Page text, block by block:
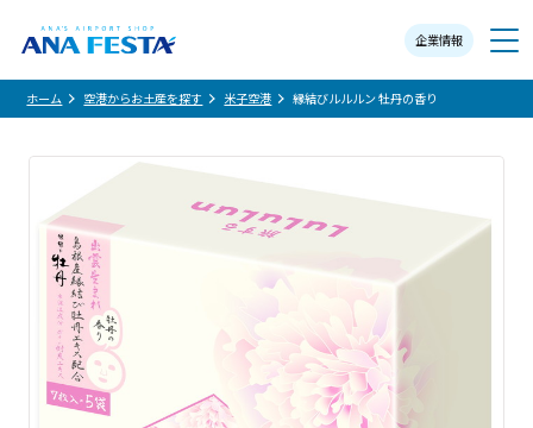
企業情報
メニュー
ホーム 空港からお土産を探す 米子空港 縁結びルルルン 牡丹の香り